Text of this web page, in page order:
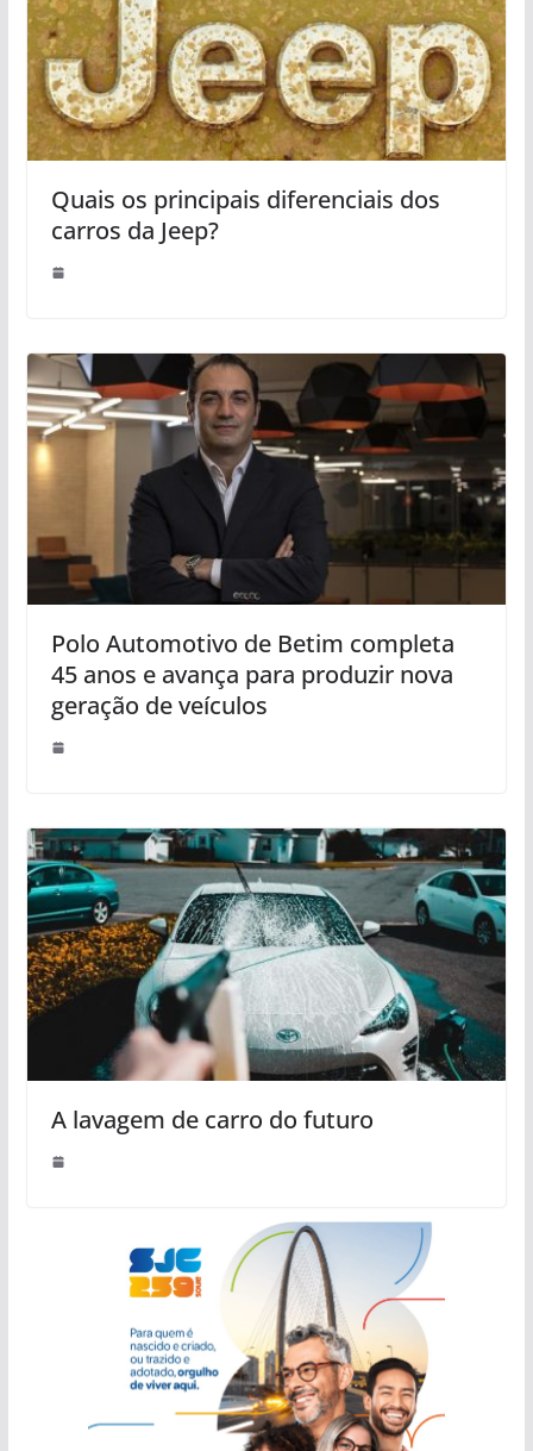
Quais os principais diferenciais dos
carros da Jeep?
Polo Automotivo de Betim completa
45 anos e avança para produzir nova
geração de veículos
A lavagem de carro do futuro